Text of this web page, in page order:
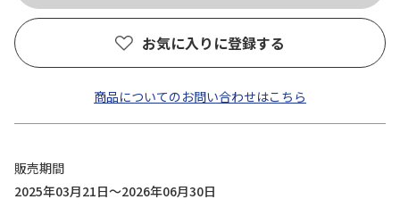
お気に入りに登録する
商品についてのお問い合わせはこちら
販売期間
2025年03月21日～2026年06月30日